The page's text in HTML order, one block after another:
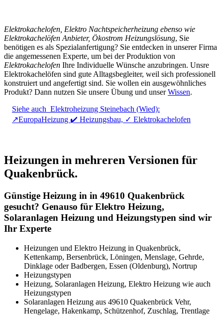
Elektrokachelofen, Elektro Nachtspeicherheizung ebenso wie
Elektrokachelöfen Anbieter, Ökostrom Heizungslösung, Sie
benötigen es als Spezialanfertigung? Sie entdecken in unserer Firma
die angemessenen Experte, um bei der Produktion von
Elektrokachelofen Ihre Individuelle Wünsche anzubringen. Unsre
Elektrokachelöfen sind gute Alltagsbegleiter, weil sich professionell
konstruiert und angefertigt sind. Sie wollen ein ausgewöhnliches
Produkt? Dann nutzen Sie unsere Übung und unserWissen.
Siehe auch Elektroheizung Steinebach (Wied):
↗️EuropaHeizung ✔️ Heizungsbau, ✓ Elektrokachelofen
Heizungen in mehreren Versionen für
Quakenbrück.
Günstige Heizung in in 49610 Quakenbrück
gesucht? Genauso für Elektro Heizung,
Solaranlagen Heizung und Heizungstypen sind wir
Ihr Experte
Heizungen und Elektro Heizung in Quakenbrück,
Kettenkamp, Bersenbrück, Löningen, Menslage, Gehrde,
Dinklage oder Badbergen, Essen (Oldenburg), Nortrup
Heizungstypen
Heizung, Solaranlagen Heizung, Elektro Heizung wie auch
Heizungstypen
Solaranlagen Heizung aus 49610 Quakenbrück Vehr,
Hengelage, Hakenkamp, Schützenhof, Zuschlag, Trentlage